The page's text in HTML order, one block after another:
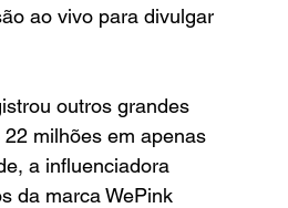
ao vivo para divulgar
outros grandes
milhões em apenas
a influenciadora
da marca WePink